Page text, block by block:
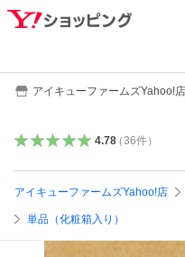
アイキューファームズYahoo!店
4.78（36件）
アイキューファームズYahoo!店
単品（化粧箱入り）